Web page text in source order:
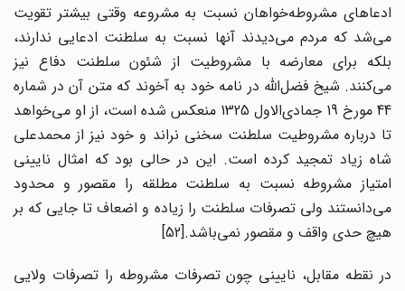
ادعاهای مشروطه‌‌خواهان نسبت به مشروعه وقتی بیشتر تقویت
می‌شد که مردم می‌دیدند آنها نسبت به سلطنت ادعایی ندارند،
بلکه برای معارضه با مشروطیت از شئون سلطنت دفاع نیز
می‌کنند. شیخ فضل‌الله در نامه خود به آخوند که متن آن در شماره
44 مورخ 19 جمادی‌الاول 1325 منعکس شده است، از او می‌خواهد
تا درباره مشروطیت سلطنت سخنی نراند و خود نیز از محمدعلی
شاه زیاد تمجید کرده است. این در حالی بود که امثال نایینی
امتیاز مشروطه نسبت به سلطنت مطلقه را مقصور و محدود
می‌دانستند ولی تصرفات سلطنت را زیاده و اضعاف تا جایی که بر
هیچ حدی واقف و مقصور نمی‌باشد.[52]
در نقطه مقابل، نایینی چون تصرفات مشروطه را تصرفات ولایی